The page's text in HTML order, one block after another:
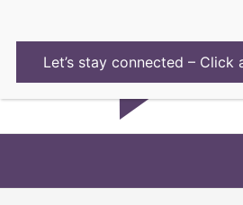
content
Let’s stay connected –